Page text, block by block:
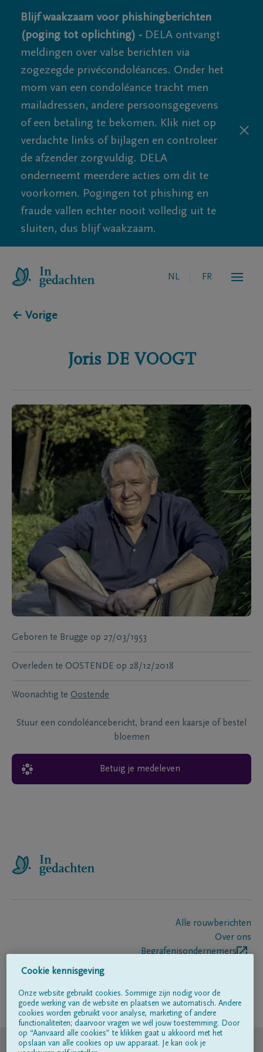
Blijf waakzaam voor phishingberichten
(poging tot oplichting) - DELA ontvangt
meldingen over valse berichten via
zogezegde privécondoléances. Onder het
mom van een condoléance tracht men
mailadressen, andere persoonsgegevens
of een betaling te bekomen. Klik niet op
verdachte links of bijlagen en controleer
de afzender zorgvuldig. DELA
onderneemt meerdere acties om dit te
voorkomen. Pogingen tot phishing en
fraude vallen echter nooit volledig uit te
sluiten, dus blijf waakzaam.
NL FR
← Vorige
Joris DE VOOGT
Geboren te Brugge op 27/03/1953
Overleden te OOSTENDE op 28/12/2018
Woonachtig te Oostende
Stuur een condoléancebericht, brand een kaarsje of bestel
bloemen
Betuig je medeleven
Alle rouwberichten
Over ons
Begrafenisondernemers
Volg ons op
© DELA
Cookie kennisgeving
Onze website gebruikt cookies. Sommige zijn nodig voor de
goede werking van de website en plaatsen we automatisch. Andere
cookies worden gebruikt voor analyse, marketing of andere
functionaliteiten; daarvoor vragen we wél jouw toestemming. Door
op “Aanvaard alle cookies” te klikken gaat u akkoord met het
opslaan van alle cookies op uw apparaat. Je kan ook je